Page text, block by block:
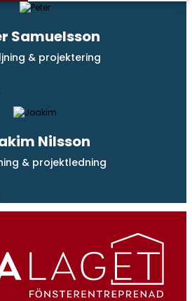
Samuelsson
& projektering
Nilsson
& projektledning